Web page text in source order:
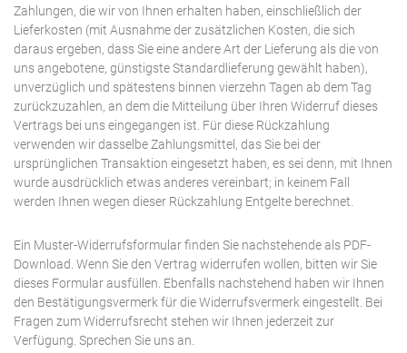
Zahlungen, die wir von Ihnen erhalten haben, einschließlich der
Lieferkosten (mit Ausnahme der zusätzlichen Kosten, die sich
daraus ergeben, dass Sie eine andere Art der Lieferung als die von
uns angebotene, günstigste Standardlieferung gewählt haben),
unverzüglich und spätestens binnen vierzehn Tagen ab dem Tag
zurückzuzahlen, an dem die Mitteilung über Ihren Widerruf dieses
Vertrags bei uns eingegangen ist. Für diese Rückzahlung
verwenden wir dasselbe Zahlungsmittel, das Sie bei der
ursprünglichen Transaktion eingesetzt haben, es sei denn, mit Ihnen
wurde ausdrücklich etwas anderes vereinbart; in keinem Fall
werden Ihnen wegen dieser Rückzahlung Entgelte berechnet.
Ein Muster-Widerrufsformular finden Sie nachstehende als PDF-
Download. Wenn Sie den Vertrag widerrufen wollen, bitten wir Sie
dieses Formular ausfüllen. Ebenfalls nachstehend haben wir Ihnen
den Bestätigungsvermerk für die Widerrufsvermerk eingestellt. Bei
Fragen zum Widerrufsrecht stehen wir Ihnen jederzeit zur
Verfügung. Sprechen Sie uns an.